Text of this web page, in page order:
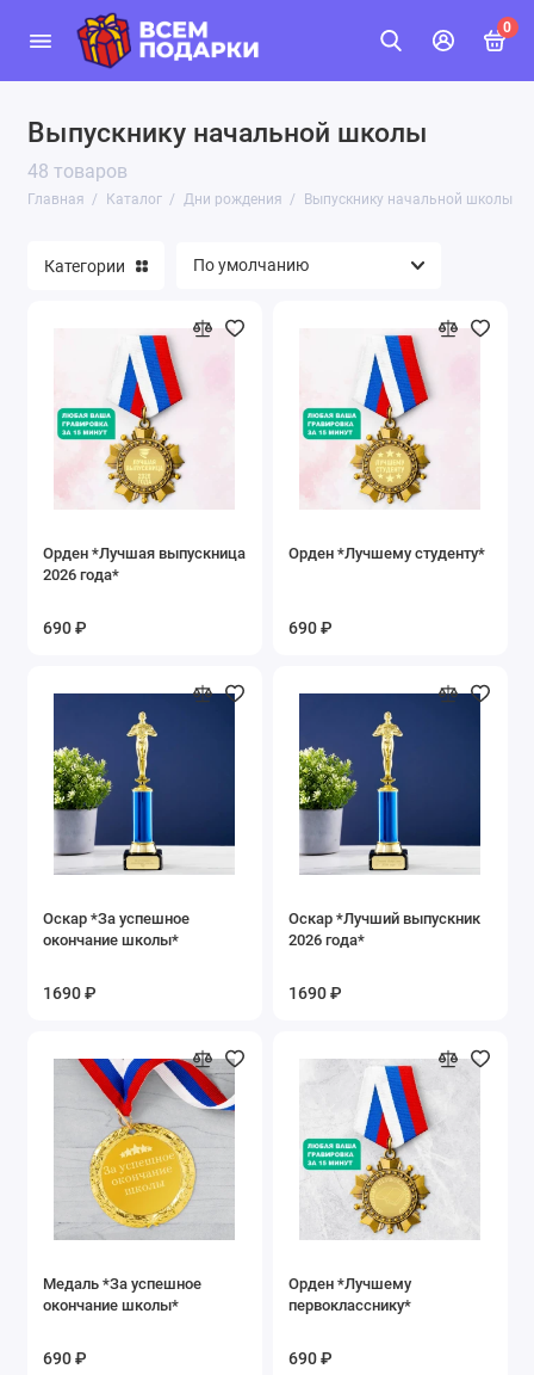
0
Выпускнику начальной школы
48 товаров
Главная Каталог Дни рождения Выпускнику начальной школы
Категории
Орден *Лучшая выпускница
2026 года*
690 ₽
Орден *Лучшему студенту*
690 ₽
Оскар *За успешное
окончание школы*
1690 ₽
Оскар *Лучший выпускник
2026 года*
1690 ₽
Медаль *За успешное
окончание школы*
690 ₽
Орден *Лучшему
первокласснику*
690 ₽